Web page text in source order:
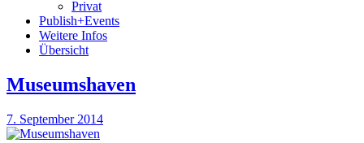
Privat
Publish+Events
Weitere Infos
Übersicht
Museumshaven
7. September 2014